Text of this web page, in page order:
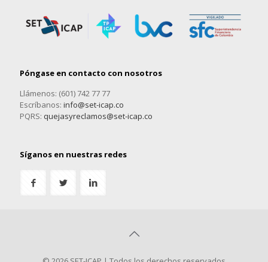
Póngase en contacto con nosotros
Llámenos: (601) 742 77 77
Escríbanos: info@set-icap.co
PQRS: quejasyreclamos@set-icap.co
Síganos en nuestras redes